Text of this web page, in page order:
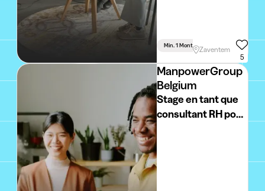
Min. 1 Month Zaventem
5
ManpowerGroup
Belgium
Stage en tant que
consultant RH pour